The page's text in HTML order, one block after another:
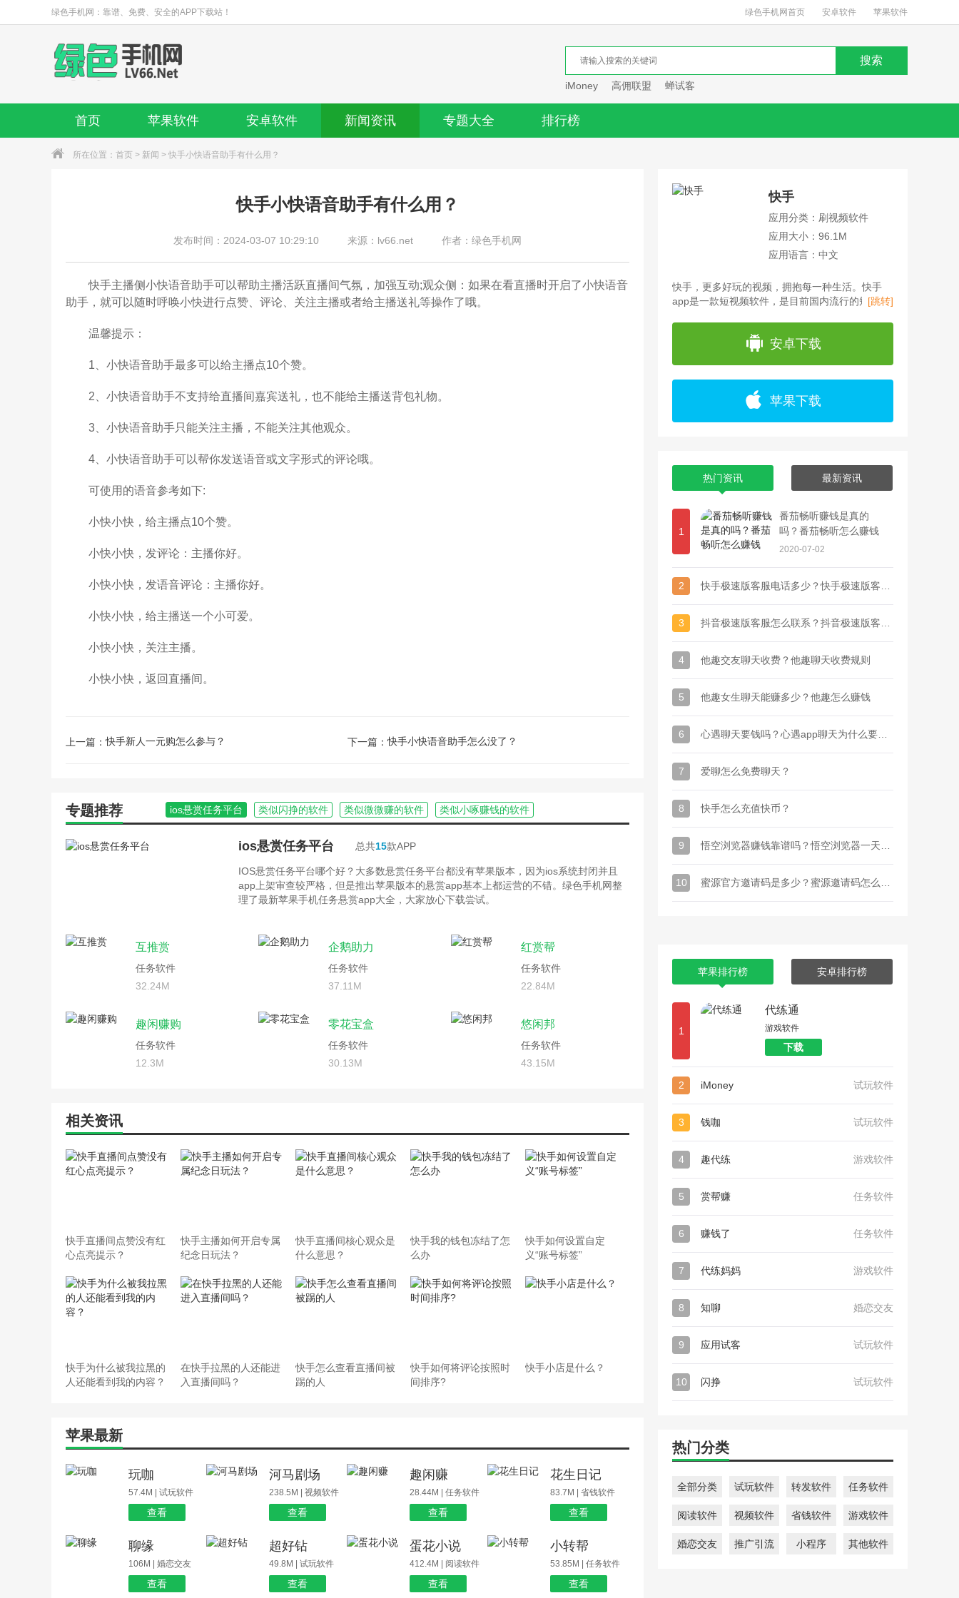
绿色手机网：靠谱、免费、安全的APP下载站！ 绿色手机网首页 安卓软件 苹果软件
iMoney 高佣联盟 蝉试客
首页 苹果软件 安卓软件 新闻资讯 专题大全 排行榜
所在位置： 首页 > 新闻 > 快手小快语音助手有什么用？
快手小快语音助手有什么用？
发布时间：2024-03-07 10:29:10 来源：lv66.net 作者：绿色手机网
快手主播侧小快语音助手可以帮助主播活跃直播间气氛，加强互动;观众侧：如果在看直播时开启了小快语音
助手，就可以随时呼唤小快进行点赞、评论、关注主播或者给主播送礼等操作了哦。
温馨提示：
1、小快语音助手最多可以给主播点10个赞。
2、小快语音助手不支持给直播间嘉宾送礼，也不能给主播送背包礼物。
3、小快语音助手只能关注主播，不能关注其他观众。
4、小快语音助手可以帮你发送语音或文字形式的评论哦。
可使用的语音参考如下:
小快小快，给主播点10个赞。
小快小快，发评论：主播你好。
小快小快，发语音评论：主播你好。
小快小快，给主播送一个小可爱。
小快小快，关注主播。
小快小快，返回直播间。
上一篇： 快手新人一元购怎么参与？ 下一篇： 快手小快语音助手怎么没了？
专题推荐 ios悬赏任务平台 类似闪挣的软件 类似微微赚的软件 类似小啄赚钱的软件
ios悬赏任务平台 总共15款APP
IOS悬赏任务平台哪个好？大多数悬赏任务平台都没有苹果版本，因为ios系统封闭并且
app上架审查较严格，但是推出苹果版本的悬赏app基本上都运营的不错。绿色手机网整
理了最新苹果手机任务悬赏app大全，大家放心下载尝试。
互推赏
任务软件
32.24M
企鹅助力
任务软件
37.11M
红赏帮
任务软件
22.84M
趣闲赚购
任务软件
12.3M
零花宝盒
任务软件
30.13M
悠闲邦
任务软件
43.15M
相关资讯
快手直播间点赞没有红
心点亮提示？
快手主播如何开启专属
纪念日玩法？
快手直播间核心观众是
什么意思？
快手我的钱包冻结了怎
么办
快手如何设置自定
义“账号标签”
快手为什么被我拉黑的
人还能看到我的内容？
在快手拉黑的人还能进
入直播间吗？
快手怎么查看直播间被
踢的人
快手如何将评论按照时
间排序?
快手小店是什么？
苹果最新
玩咖
57.4M | 试玩软件
查看
河马剧场
238.5M | 视频软件
查看
趣闲赚
28.44M | 任务软件
查看
花生日记
83.7M | 省钱软件
查看
聊缘
106M | 婚恋交友
查看
超好钻
49.8M | 试玩软件
查看
蛋花小说
412.4M | 阅读软件
查看
小转帮
53.85M | 任务软件
查看
快手
应用分类：刷视频软件
应用大小：96.1M
应用语言：中文
快手，更多好玩的视频，拥抱每一种生活。快手
app是一款短视频软件，是目前国内流行的短视频
[跳转]
安卓下载
苹果下载
热门资讯 最新资讯
1
番茄畅听赚钱是真的
吗？番茄畅听怎么赚钱
2020-07-02
2
3
4 他趣交友聊天收费？他趣聊天收费规则
5 他趣女生聊天能赚多少？他趣怎么赚钱
6
7 爱聊怎么免费聊天？
8 快手怎么充值快币？
9
10
苹果排行榜 安卓排行榜
1
代练通
游戏软件
下载
2 iMoney 试玩软件
3 钱咖 试玩软件
4 趣代练 游戏软件
5 赏帮赚 任务软件
6 赚钱了 任务软件
7 代练妈妈 游戏软件
8 知聊 婚恋交友
9 应用试客 试玩软件
10 闪挣 试玩软件
热门分类
全部分类 试玩软件 转发软件 任务软件
阅读软件 视频软件 省钱软件 游戏软件
婚恋交友 推广引流 小程序 其他软件